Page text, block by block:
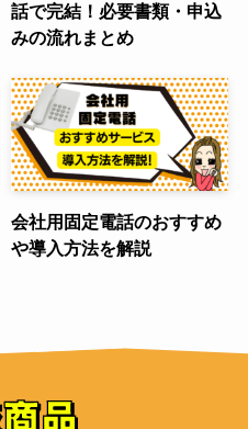
話で完結！必要書類・申込
みの流れまとめ
会社用固定電話のおすすめ
や導入方法を解説